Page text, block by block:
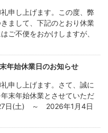
申し上げます。この度、弊
まして、下記のとおり休業
ご不便をおかけしますが、
年始休業日のお知らせ
申し上げます。さて、誠に
末年始休業とさせていただ
日(土) ～ 2026年1月4日